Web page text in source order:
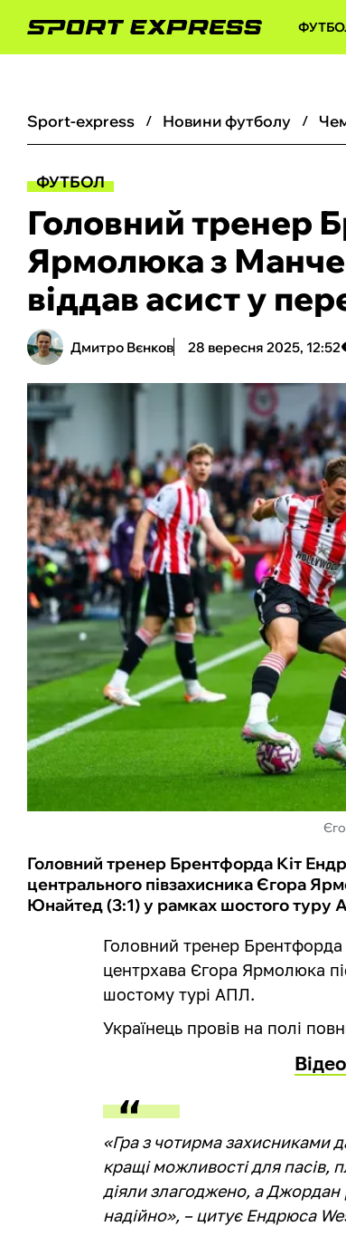
sport-express новини футболу
ФУТБОЛ
Головний тренер
Ярмолюка з
віддав асист у
Дмитро Вєнков 28 вересня 2025, 12:52
Головний тренер Брентфорда Кіт
центрального півзахисника Єгора
Юнайтед (3:1) у рамках шостого туру
Головний тренер
центрхава Єгора Ярмолюка
шостому турі АПЛ.
Українець провів на полі
«Гра з чотирма захисниками
кращі можливості для пасів,
діяли злагоджено, а Джордан
надійно», – цитує Ендрюса